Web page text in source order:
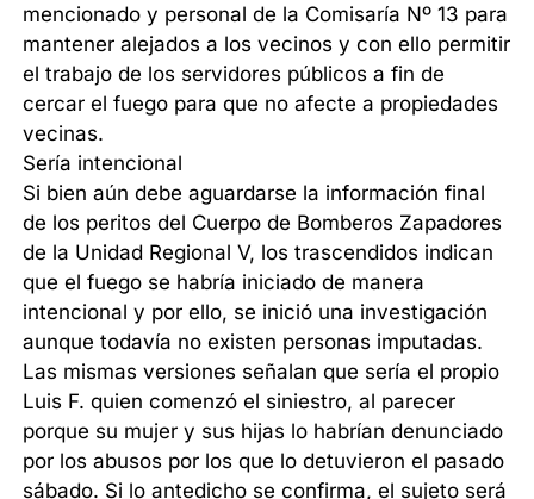
mencionado y personal de la Comisaría Nº 13 para
mantener alejados a los vecinos y con ello permitir
el trabajo de los servidores públicos a fin de
cercar el fuego para que no afecte a propiedades
vecinas.
Sería intencional
Si bien aún debe aguardarse la información final
de los peritos del Cuerpo de Bomberos Zapadores
de la Unidad Regional V, los trascendidos indican
que el fuego se habría iniciado de manera
intencional y por ello, se inició una investigación
aunque todavía no existen personas imputadas.
Las mismas versiones señalan que sería el propio
Luis F. quien comenzó el siniestro, al parecer
porque su mujer y sus hijas lo habrían denunciado
por los abusos por los que lo detuvieron el pasado
sábado. Si lo antedicho se confirma, el sujeto será